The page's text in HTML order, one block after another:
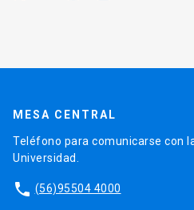
MESA CENTRAL
Teléfono para comunicarse con
Universidad.
phone (56)95504 4000